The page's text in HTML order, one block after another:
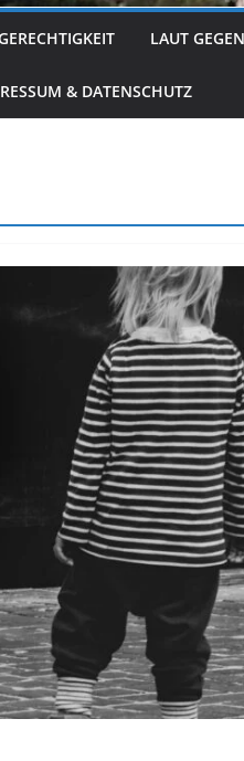
LAUT
& DATENSCHUTZ